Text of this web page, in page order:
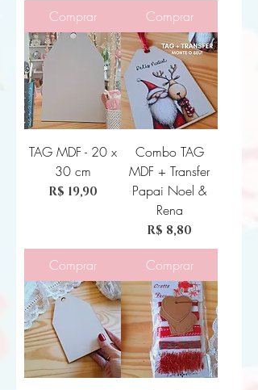
Comprar Comprar
TAG MDF - 20 x
30 cm
Preço
R$ 19,90
Comprar
Combo TAG
MDF + Transfer
Papai Noel &
Rena
Preço
R$ 8,80
Comprar